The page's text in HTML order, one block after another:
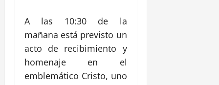
A las 10:30 de la
mañana está previsto un
acto de recibimiento y
homenaje en el
emblemático Cristo, uno